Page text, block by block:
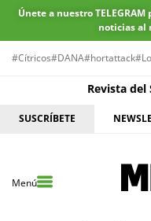
Únete a nuestro
noticias al
#Cítricos#DANA#hortattack
Revista
SUSCRÍBETE
Menú